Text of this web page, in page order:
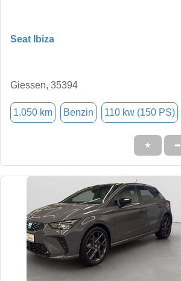
Seat Ibiza
Giessen, 35394
1.050 km Benzin 110 kw (150 PS)
★ ➦